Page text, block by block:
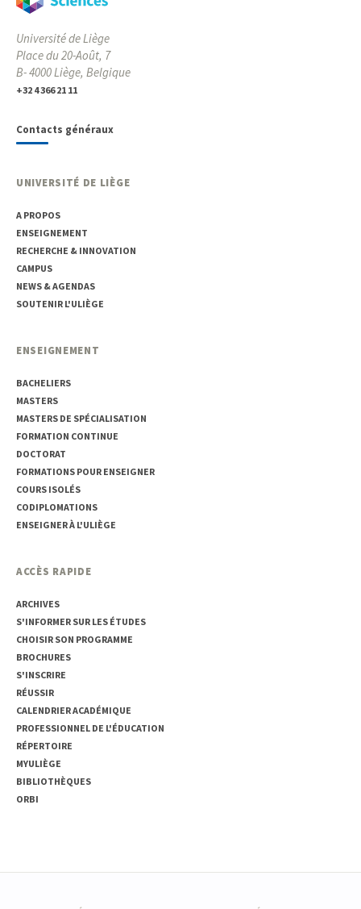
Université de Liège
Place du 20-Août, 7
B- 4000 Liège, Belgique
+32 4 366 21 11
Contacts généraux
UNIVERSITÉ DE LIÈGE
A PROPOS
ENSEIGNEMENT
RECHERCHE & INNOVATION
CAMPUS
NEWS & AGENDAS
SOUTENIR L'ULIÈGE
ENSEIGNEMENT
BACHELIERS
MASTERS
MASTERS DE SPÉCIALISATION
FORMATION CONTINUE
DOCTORAT
FORMATIONS POUR ENSEIGNER
COURS ISOLÉS
CODIPLOMATIONS
ENSEIGNER À L'ULIÈGE
ACCÈS RAPIDE
ARCHIVES
S'INFORMER SUR LES ÉTUDES
CHOISIR SON PROGRAMME
BROCHURES
S'INSCRIRE
RÉUSSIR
CALENDRIER ACADÉMIQUE
PROFESSIONNEL DE L'ÉDUCATION
RÉPERTOIRE
MYULIÈGE
BIBLIOTHÈQUES
ORBI